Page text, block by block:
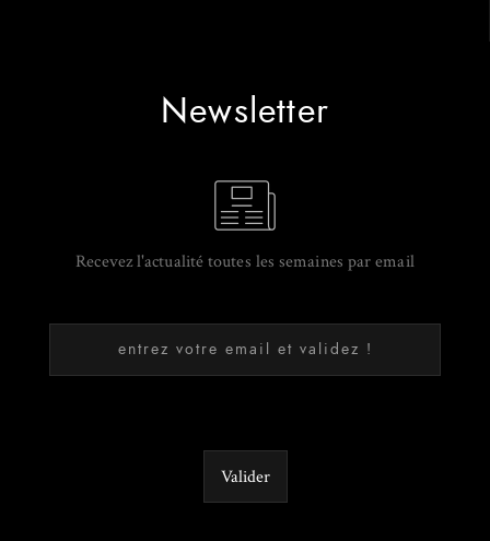
Newsletter
Recevez l'actualité toutes les semaines par email